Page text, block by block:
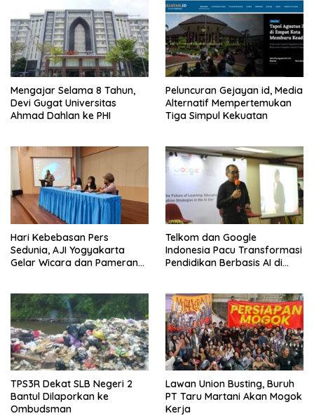
Mengajar Selama 8 Tahun,
Devi Gugat Universitas
Ahmad Dahlan ke PHI
Peluncuran Gejayan id, Media
Alternatif Mempertemukan
Tiga Simpul Kekuatan
Hari Kebebasan Pers
Sedunia, AJI Yogyakarta
Gelar Wicara dan Pameran
Telkom dan Google
Indonesia Pacu Transformasi
Pendidikan Berbasis AI di
TPS3R Dekat SLB Negeri 2
Bantul Dilaporkan ke
Ombudsman
Lawan Union Busting, Buruh
PT Taru Martani Akan Mogok
Kerja